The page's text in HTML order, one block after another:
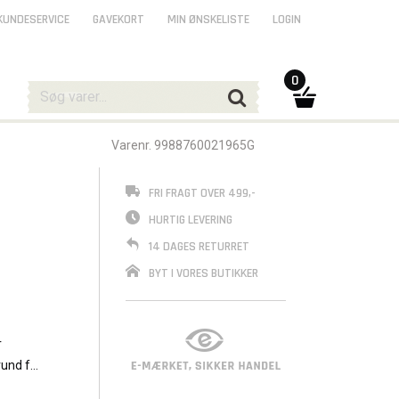
Varenr. 9988760021965G
for
FRI FRAGT OVER 499,-
HURTIG LEVERING
14 DAGES RETURRET
BYT I VORES BUTIKKER
GAVEKORT MIN ØNSKELISTE LOGIN
0